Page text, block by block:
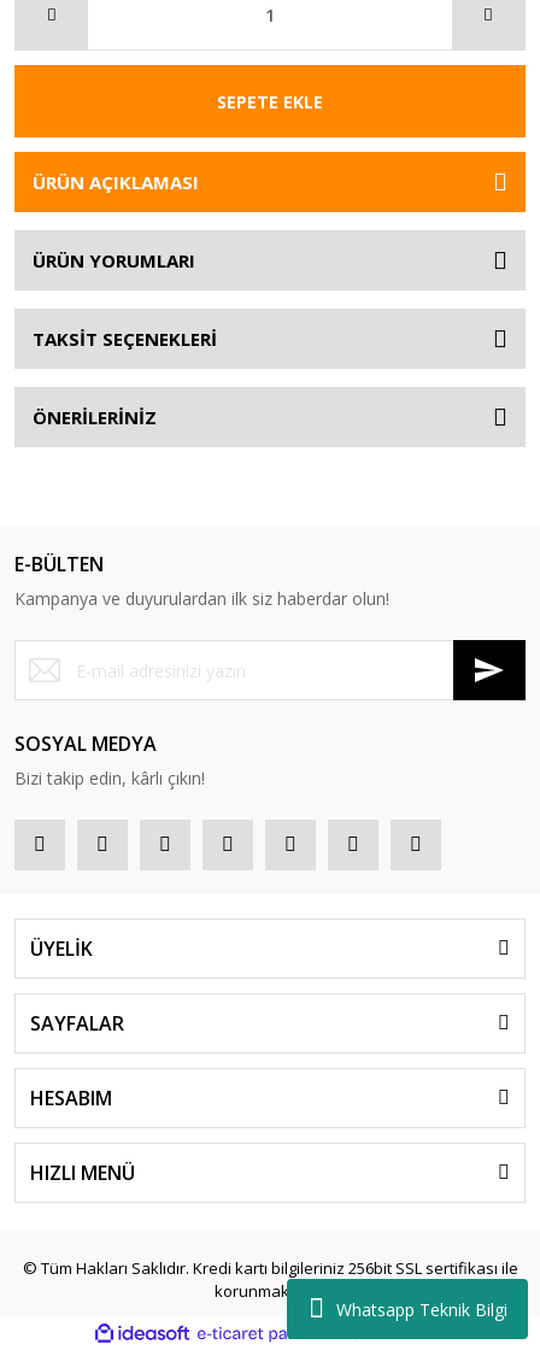
Whatsapp Teknik Bilgi
SEPETE EKLE
ÜRÜN AÇIKLAMASI
ÜRÜN YORUMLARI
TAKSİT SEÇENEKLERİ
ÖNERİLERİNİZ
E-BÜLTEN
Kampanya ve duyurulardan ilk siz haberdar olun!
SOSYAL MEDYA
Bizi takip edin, kârlı çıkın!
ÜYELİK
SAYFALAR
HESABIM
HIZLI MENÜ
© Tüm Hakları Saklıdır. Kredi kartı bilgileriniz 256bit SSL sertifikası ile
korunmaktadır.
ideasoft